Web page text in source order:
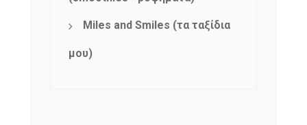
Miles and Smiles (τα ταξίδια
μου)